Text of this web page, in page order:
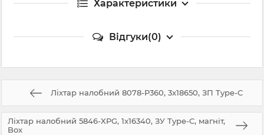
Характеристики
Відгуки(0)
Ліхтар налобний 8078-P360, 3x18650, ЗП Type-C
Ліхтар налобний 5846-XPG, 1x16340, ЗУ Type-C, магніт,
Box